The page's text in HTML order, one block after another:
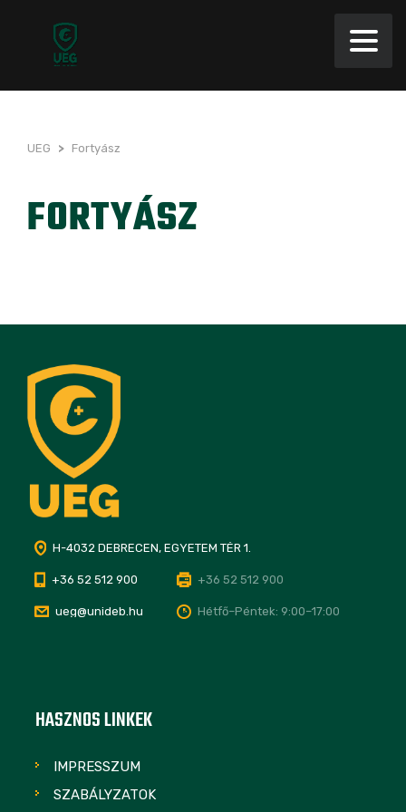
UEG > Fortyász
FORTYÁSZ
H-4032 DEBRECEN, EGYETEM TÉR 1.
+36 52 512 900 +36 52 512 900
ueg@unideb.hu Hétfő–Péntek: 9:00–17:00
HASZNOS LINKEK
IMPRESSZUM
SZABÁLYZATOK